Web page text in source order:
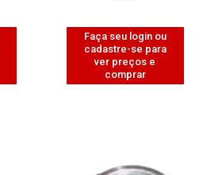
Faça seu login ou
cadastre-se para
ver preços e
comprar